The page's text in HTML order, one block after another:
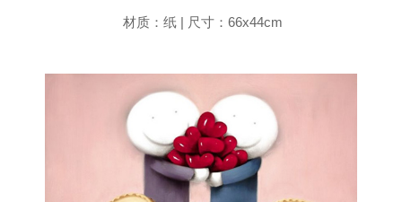
材质：纸 | 尺寸：66x44cm